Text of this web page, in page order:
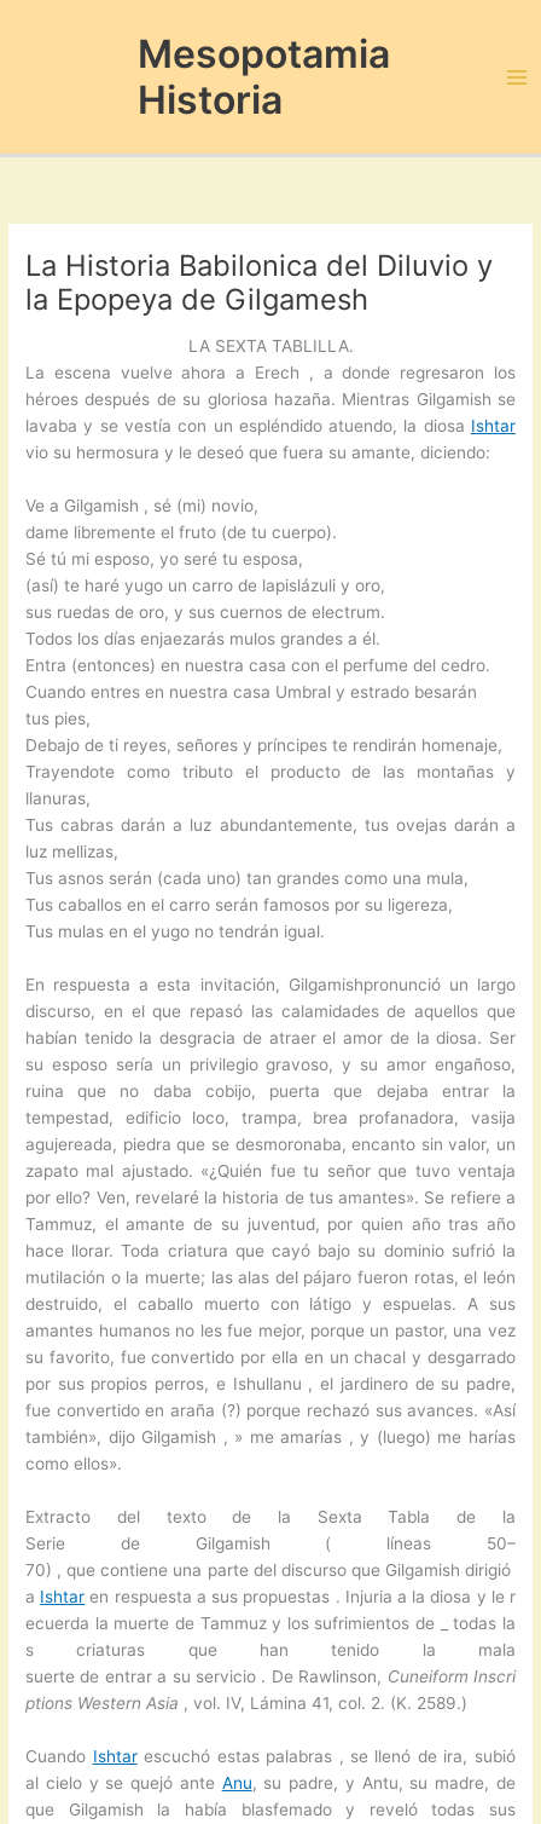
Mesopotamia
Historia
La Historia Babilonica del Diluvio y
la Epopeya de Gilgamesh
LA SEXTA TABLILLA.
La escena vuelve ahora a Erech , a donde regresaron los
héroes después de su gloriosa hazaña. Mientras Gilgamish se
lavaba y se vestía con un espléndido atuendo, la diosa Ishtar
vio su hermosura y le deseó que fuera su amante, diciendo:
Ve a Gilgamish , sé (mi) novio,
dame libremente el fruto (de tu cuerpo).
Sé tú mi esposo, yo seré tu esposa,
(así) te haré yugo un carro de lapislázuli y oro,
sus ruedas de oro, y sus cuernos de electrum.
Todos los días enjaezarás mulos grandes a él.
Entra (entonces) en nuestra casa con el perfume del cedro.
Cuando entres en nuestra casa Umbral y estrado besarán
tus pies,
Debajo de ti reyes, señores y príncipes te rendirán homenaje,
Trayendote como tributo el producto de las montañas y
llanuras,
Tus cabras darán a luz abundantemente, tus ovejas darán a
luz mellizas,
Tus asnos serán (cada uno) tan grandes como una mula,
Tus caballos en el carro serán famosos por su ligereza,
Tus mulas en el yugo no tendrán igual.
En respuesta a esta invitación, Gilgamishpronunció un largo
discurso, en el que repasó las calamidades de aquellos que
habían tenido la desgracia de atraer el amor de la diosa. Ser
su esposo sería un privilegio gravoso, y su amor engañoso,
ruina que no daba cobijo, puerta que dejaba entrar la
tempestad, edificio loco, trampa, brea profanadora, vasija
agujereada, piedra que se desmoronaba, encanto sin valor, un
zapato mal ajustado. «¿Quién fue tu señor que tuvo ventaja
por ello? Ven, revelaré la historia de tus amantes». Se refiere a
Tammuz, el amante de su juventud, por quien año tras año
hace llorar. Toda criatura que cayó bajo su dominio sufrió la
mutilación o la muerte; las alas del pájaro fueron rotas, el león
destruido, el caballo muerto con látigo y espuelas. A sus
amantes humanos no les fue mejor, porque un pastor, una vez
su favorito, fue convertido por ella en un chacal y desgarrado
por sus propios perros, e Ishullanu , el jardinero de su padre,
fue convertido en araña (?) porque rechazó sus avances. «Así
también», dijo Gilgamish , » me amarías , y (luego) me harías
como ellos».
Extracto del texto de la Sexta Tabla de la
Serie de Gilgamish ( líneas 50–
70) , que contiene una parte del discurso que Gilgamish dirigió
a Ishtar en respuesta a sus propuestas . Injuria a la diosa y le r
ecuerda la muerte de Tammuz y los sufrimientos de _ todas la
s criaturas que han tenido la mala
suerte de entrar a su servicio . De Rawlinson, Cuneiform Inscri
ptions Western Asia , vol. IV, Lámina 41, col. 2. (K. 2589.)
Cuando Ishtarescuchó estas palabras , se llenó de ira, subió
al cielo y se quejó ante Anu, su padre, y Antu, su madre, de
que Gilgamish la había blasfemado y reveló todas sus